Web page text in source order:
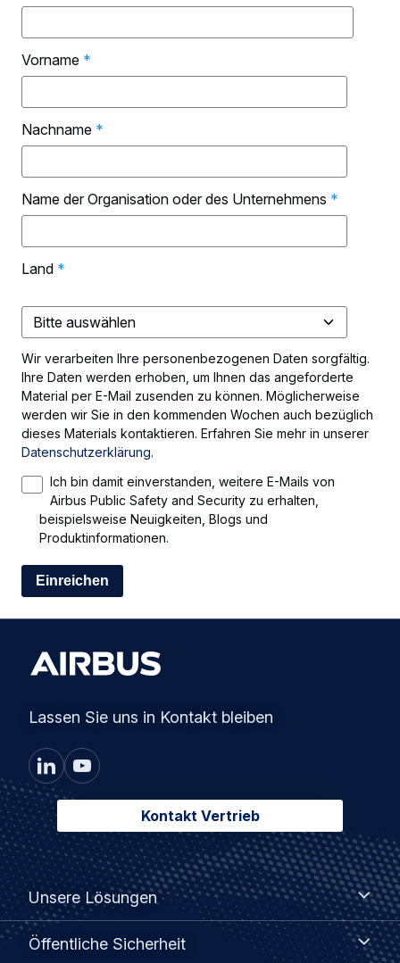
Vorname *
Nachname *
Name der Organisation oder des Unternehmens *
Land *
Wir verarbeiten Ihre personenbezogenen Daten sorgfältig.
Ihre Daten werden erhoben, um Ihnen das angeforderte
Material per E-Mail zusenden zu können. Möglicherweise
werden wir Sie in den kommenden Wochen auch bezüglich
dieses Materials kontaktieren. Erfahren Sie mehr in unserer
Datenschutzerklärung.
Ich bin damit einverstanden, weitere E-Mails von
Airbus Public Safety and Security zu erhalten,
beispielsweise Neuigkeiten, Blogs und
Produktinformationen.
Lassen Sie uns in Kontakt bleiben
Kontakt Vertrieb
Footer
menu
Unsere Lösungen
Unsere
Lösungen
Öffentliche Sicherheit
Öffentliche
Sicherheit